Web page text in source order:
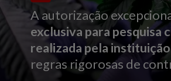
A autorização
exclusiva para pesquisa
realizada pela instituição
regras rigorosas de